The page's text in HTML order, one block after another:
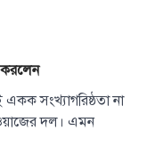
একক সংখ্যাগরিষ্ঠতা না
দল। এমন